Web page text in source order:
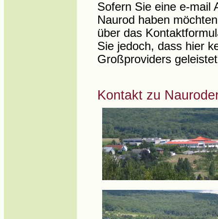
Sofern Sie eine e-mail
Naurod haben
über das
Sie jedoch, dass hier
Großproviders
Kontakt zu